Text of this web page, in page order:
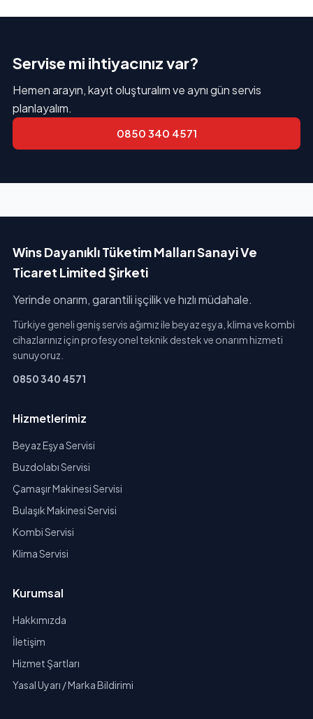
Servise mi ihtiyacınız var?
Hemen arayın, kayıt oluşturalım ve aynı gün servis
planlayalım.
0850 340 4571
Wins Dayanıklı Tüketim Malları Sanayi Ve
Ticaret Limited Şirketi
Yerinde onarım, garantili işçilik ve hızlı müdahale.
Türkiye geneli geniş servis ağımız ile beyaz eşya, klima ve kombi
cihazlarınız için profesyonel teknik destek ve onarım hizmeti
sunuyoruz.
0850 340 4571
Hizmetlerimiz
Beyaz Eşya Servisi
Buzdolabı Servisi
Çamaşır Makinesi Servisi
Bulaşık Makinesi Servisi
Kombi Servisi
Klima Servisi
Kurumsal
Hakkımızda
İletişim
Hizmet Şartları
Yasal Uyarı / Marka Bildirimi